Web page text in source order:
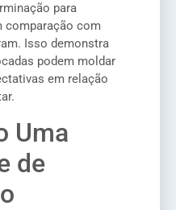
para
comparação com
Isso demonstra
podem moldar
em relação
Uma
de